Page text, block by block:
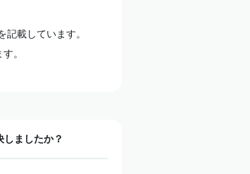
載しています。
。
しましたか？